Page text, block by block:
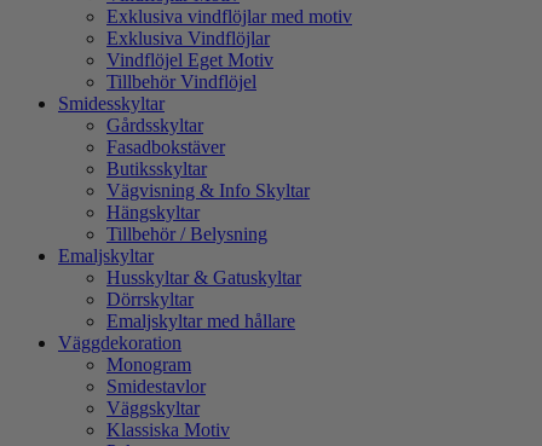
Exklusiva vindflöjlar med motiv
Exklusiva Vindflöjlar
Vindflöjel Eget Motiv
Tillbehör Vindflöjel
Smidesskyltar
Gårdsskyltar
Fasadbokstäver
Butiksskyltar
Vägvisning & Info Skyltar
Hängskyltar
Tillbehör / Belysning
Emaljskyltar
Husskyltar & Gatuskyltar
Dörrskyltar
Emaljskyltar med hållare
Väggdekoration
Monogram
Smidestavlor
Väggskyltar
Klassiska Motiv